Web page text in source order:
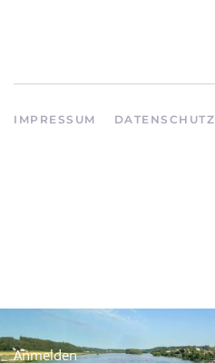
IMPRESSUM DATENSCHUTZ
Anmelden